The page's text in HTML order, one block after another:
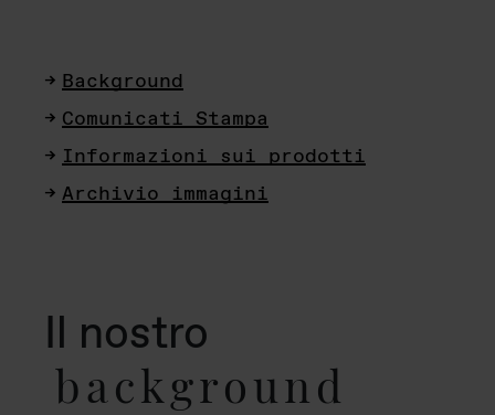
Background
Comunicati Stampa
Informazioni sui prodotti
Archivio immagini
Il nostro
background